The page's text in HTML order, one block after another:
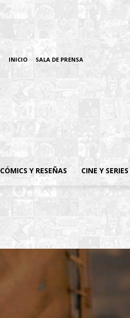
INICIO SALA DE PRENSA
CÓMICS Y RESEÑAS CINE Y SERIES